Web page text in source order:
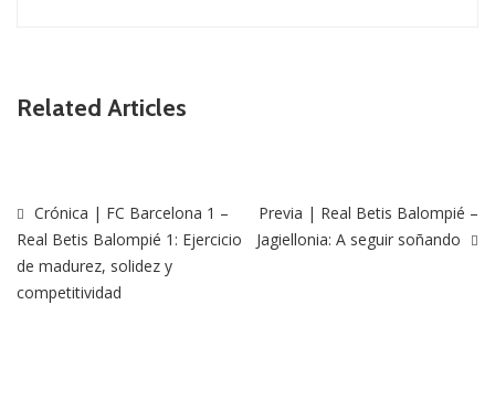
Related Articles
Crónica | FC Barcelona 1 –
Real Betis Balompié 1: Ejercicio
de madurez, solidez y
competitividad
Previa | Real Betis Balompié –
Jagiellonia: A seguir soñando